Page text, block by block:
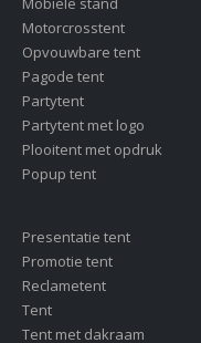
Motorcrosstent
Opvouwbare tent
Pagode tent
Partytent
Partytent met logo
Plooitent met opdruk
Popup tent
Presentatie tent
Promotie tent
Reclametent
Tent
Tent met dakraam